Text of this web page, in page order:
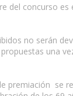
del concurso
no serán
una
premiación se